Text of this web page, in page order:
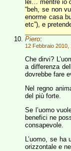
lei… mentre io
“beh, se non
enorme casa
etc”), e
Piero:
12 Febbraio 2010,
Che dirvi?
a differenza
dovrebbe fare
Nel regno
del più forte.
Se l’uomo
benefici ne
consapevole.
L’uomo, se
orizzontale e